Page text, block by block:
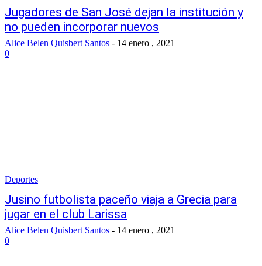
Jugadores de San José dejan la institución y
no pueden incorporar nuevos
Alice Belen Quisbert Santos - 14 enero , 2021
0
Deportes
Jusino futbolista paceño viaja a Grecia para
jugar en el club Larissa
Alice Belen Quisbert Santos - 14 enero , 2021
0